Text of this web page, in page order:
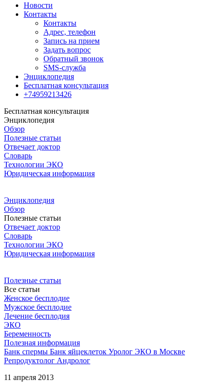
Новости
Контакты
Контакты
Адрес, телефон
Запись на прием
Задать вопрос
Обратный звонок
SMS-служба
Энциклопедия
Бесплатная консультация
+74959213426
Бесплатная консультация
Энциклопедия
Обзор
Полезные статьи
Отвечает доктор
Словарь
Технологии ЭКО
Юридическая информация
Энциклопедия
Обзор
Полезные статьи
Отвечает доктор
Словарь
Технологии ЭКО
Юридическая информация
Полезные статьи
Все статьи
Женское бесплодие
Мужское бесплодие
Лечение бесплодия
ЭКО
Беременность
Полезная информация
Банк спермы Банк яйцеклеток Уролог ЭКО в Москве
Репродуктолог Андролог
11 апреля 2013